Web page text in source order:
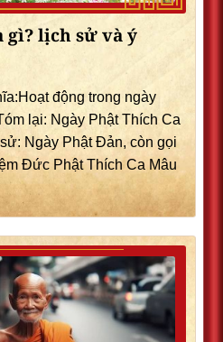
gì? lịch sử và ý
động trong ngày
lại: Ngày Phật Thích Ca
Ngày Phật Đản, còn gọi
Đức Phật Thích Ca Mâu